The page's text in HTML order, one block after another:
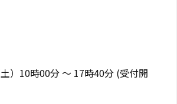
）10時00分 ～ 17時40分 (受付開